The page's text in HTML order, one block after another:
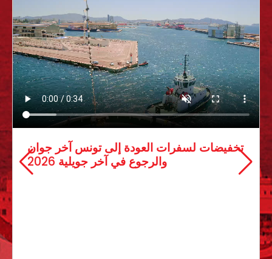
07 mai 2026
بلاغ فتح باب الترشح عبر آلية الإلحاق